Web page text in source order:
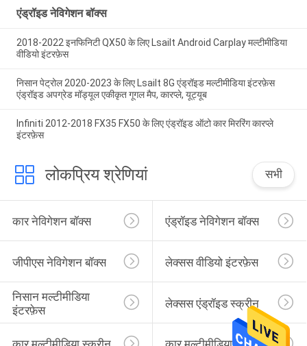
एंड्रॉइड नेविगेशन बॉक्स
2018-2022 इनफिनिटी QX50 के लिए Lsailt Android Carplay मल्टीमीडिया
वीडियो इंटरफ़ेस
निसान पेट्रोल 2020-2023 के लिए Lsailt 8G एंड्रॉइड मल्टीमीडिया इंटरफ़ेस
एंड्रॉइड अपग्रेड मॉड्यूल एकीकृत गूगल मैप, कारप्ले, यूट्यूब
Infiniti 2012-2018 FX35 FX50 के लिए एंड्रॉइड ऑटो कार मिररिंग कारप्ले
इंटरफ़ेस
लोकप्रिय श्रेणियां सभी
कार नेविगेशन बॉक्स एंड्रॉइड नेविगेशन बॉक्स
जीपीएस नेविगेशन बॉक्स लेक्सस वीडियो इंटरफ़ेस
निसान मल्टीमीडिया
इंटरफ़ेस
लेक्सस एंड्रॉइड स्क्रीन